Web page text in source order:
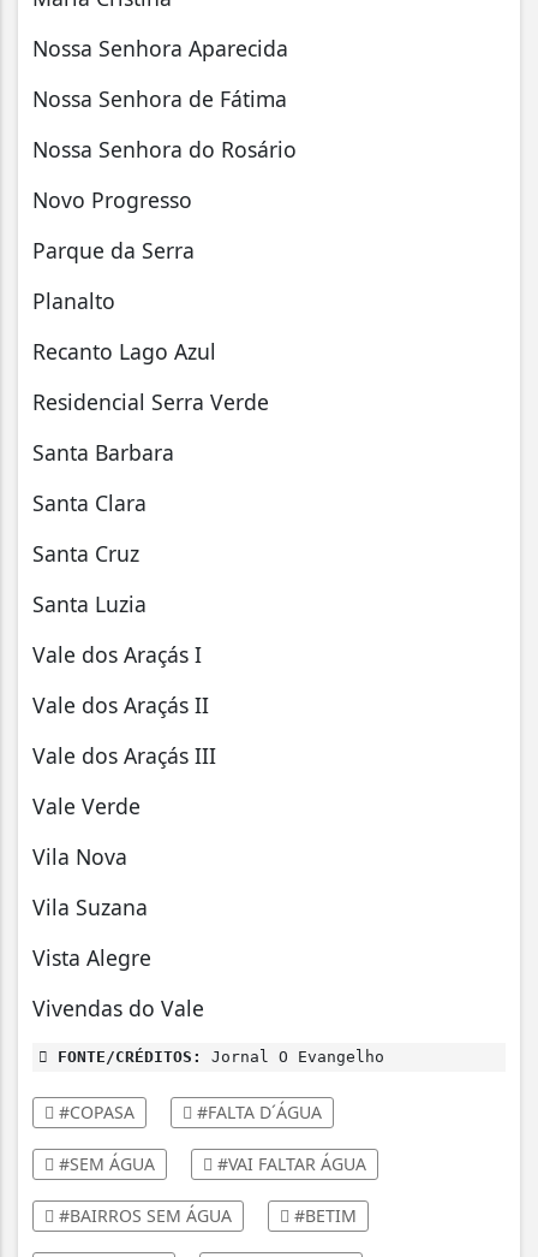
Nossa Senhora Aparecida
Nossa Senhora de Fátima
Nossa Senhora do Rosário
Novo Progresso
Parque da Serra
Planalto
Recanto Lago Azul
Residencial Serra Verde
Santa Barbara
Santa Clara
Santa Cruz
Santa Luzia
Vale dos Araçás I
Vale dos Araçás II
Vale dos Araçás III
Vale Verde
Vila Nova
Vila Suzana
Vista Alegre
Vivendas do Vale
FONTE/CRÉDITOS: Jornal O Evangelho
#COPASA #FALTA D´ÁGUA
#SEM ÁGUA #VAI FALTAR ÁGUA
#BAIRROS SEM ÁGUA #BETIM